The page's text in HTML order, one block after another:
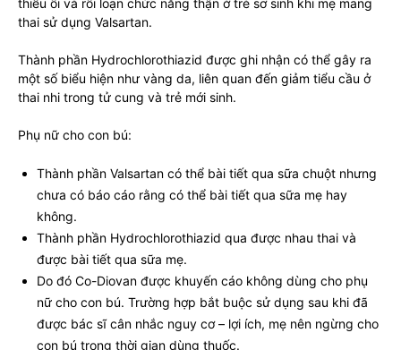
thai sử dụng Valsartan.
Thành phần Hydrochlorothiazid được ghi nhận có thể gây ra
một số biểu hiện như vàng da, liên quan đến giảm tiểu cầu ở
thai nhi trong tử cung và trẻ mới sinh.
Phụ nữ cho con bú:
Thành phần Valsartan có thể bài tiết qua sữa chuột nhưng
chưa có báo cáo rằng có thể bài tiết qua sữa mẹ hay
không.
Thành phần Hydrochlorothiazid qua được nhau thai và
được bài tiết qua sữa mẹ.
Do đó Co-Diovan được khuyến cáo không dùng cho phụ
nữ cho con bú. Trường hợp bắt buộc sử dụng sau khi đã
được bác sĩ cân nhắc nguy cơ – lợi ích, mẹ nên ngừng cho
con bú trong thời gian dùng thuốc.